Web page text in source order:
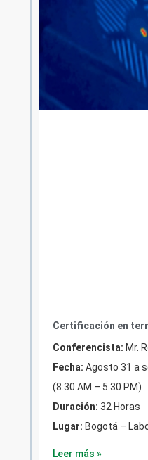
Certificación en
Conferencista: Mr.
Fecha: Agosto 31 a
(8:30 AM – 5:30 PM)
Duración: 32 Horas
Lugar: Bogotá –
Leer más »